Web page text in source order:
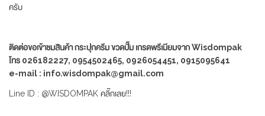
ครับ
ติดต่อขอเข้าชมสินค้า กระปุกครีม ขวดปั๊ม เกรดพรีเมียมจาก Wisdompak
โทร 026182227, 0954502465, 0926054451, 0915095641
e-mail : info.wisdompak@gmail.com
Line ID : @WISDOMPAK คลิ๊กเลย!!!